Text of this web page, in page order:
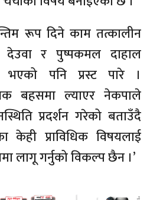
रूप दिने काम तत्कालीन
देउवा र पुष्पकमल दाहाल
भएको पनि प्रस्ट पारे ।
बहसमा ल्याएर नेकपाले
प्रदर्शन गरेको बताउँदै
केही प्राविधिक विषयलाई
लागू गर्नुको विकल्प छैन ।’